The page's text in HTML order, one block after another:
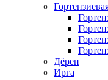
Дёрен
Ирга